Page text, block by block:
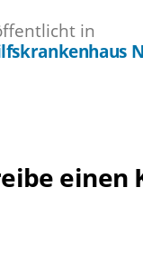
in
einen